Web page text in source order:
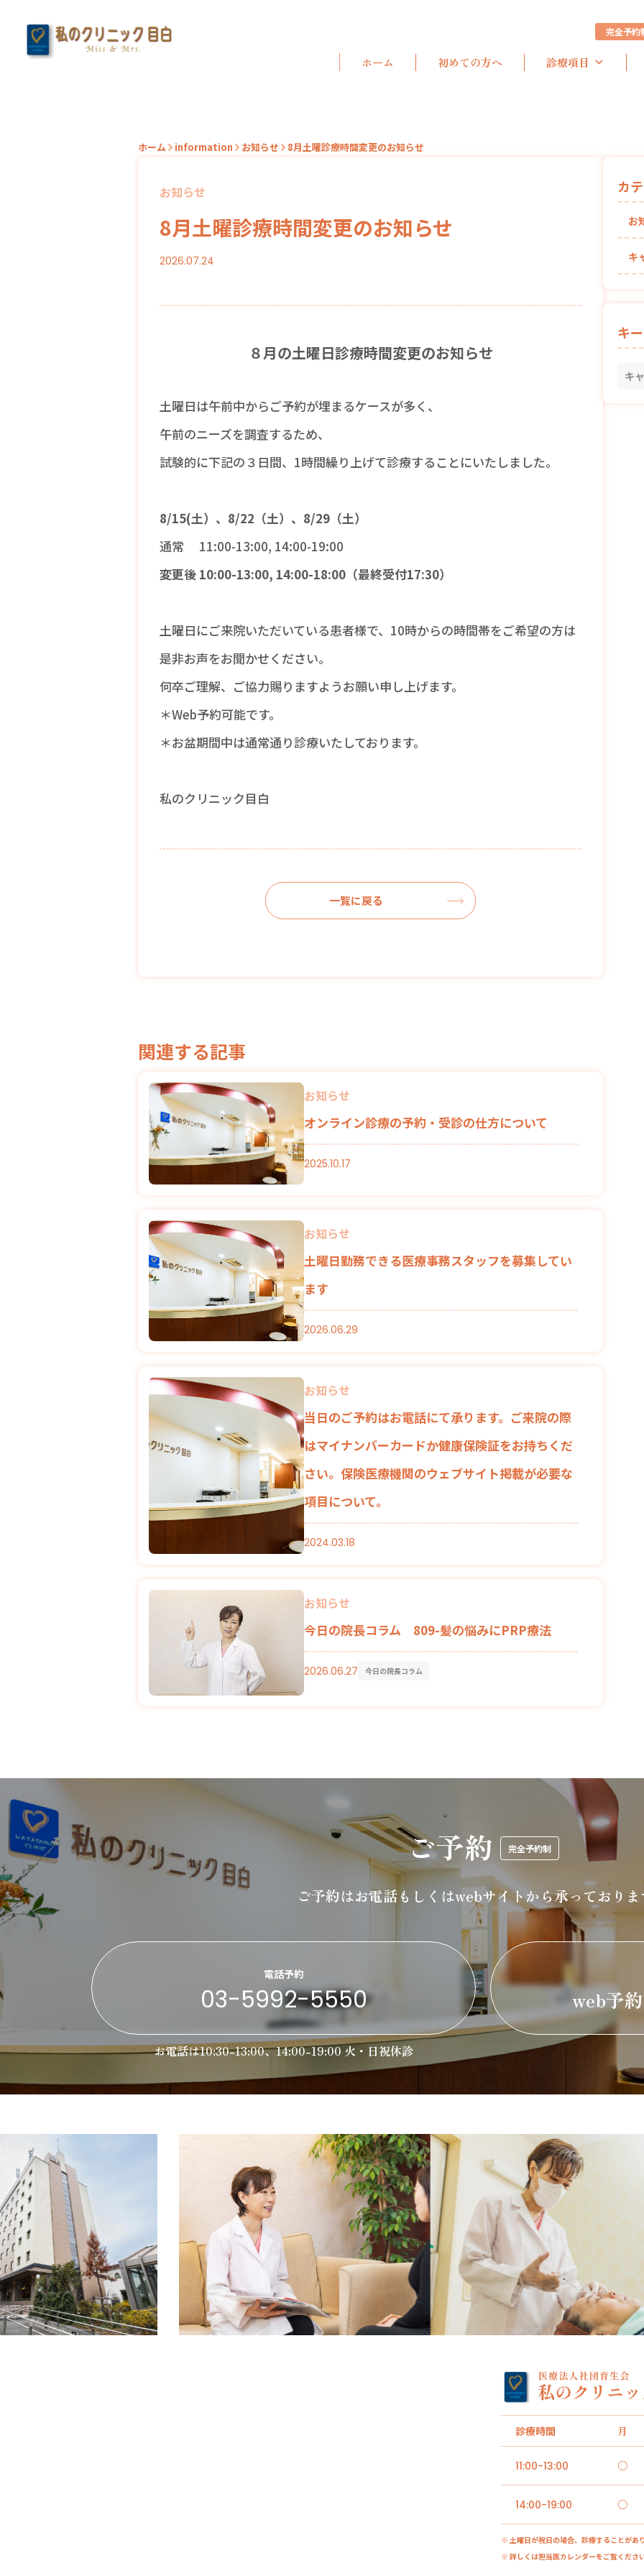
完全予約
ホーム 初めての方へ 診療項目
ホーム information お知らせ 8月土曜診療時間変更のお知らせ
お知らせ
8月土曜診療時間変更のお知らせ
2026.07.24
８月の土曜日診療時間変更のお知らせ
土曜日は午前中からご予約が埋まるケースが多く、
午前のニーズを調査するため、
試験的に下記の３日間、1時間繰り上げて診療することにいたしました。
8/15(土）、8/22（土）、8/29（土）
通常 11:00-13:00, 14:00-19:00
変更後 10:00-13:00, 14:00-18:00（最終受付17:30）
土曜日にご来院いただいている患者様で、10時からの時間帯をご希望の方は
是非お声をお聞かせください。
何卒ご理解、ご協力賜りますようお願い申し上げます。
＊Web予約可能です。
＊お盆期間中は通常通り診療いたしております。
私のクリニック目白
一覧に戻る
関連する記事
お知らせ
オンライン診療の予約・受診の仕方について
2025.10.17
お知らせ
土曜日勤務できる医療事務スタッフを募集してい
ます
2026.06.29
お知らせ
当日のご予約はお電話にて承ります。ご来院の際
はマイナンバーカードか健康保険証をお持ちくだ
さい。保険医療機関のウェブサイト掲載が必要な
項目について。
2024.03.18
お知らせ
今日の院長コラム 809-髪の悩みにPRP療法
2026.06.27 今日の院長コラム
カ
お
キ
キ
キ
ご予約 完全予約制
ご予約はお電話もしくはwebサイトから承っており
電話予約
03-5992-5550 web予
お電話は10:30-13:00、14:00-19:00火・日祝休診
診療時間 月
11:00-13:00 ○
14:00-19:00 ○
※ 土曜日が祝日の場合、診療することがあ
※ 詳しくは担当医カレンダーをご覧くださ